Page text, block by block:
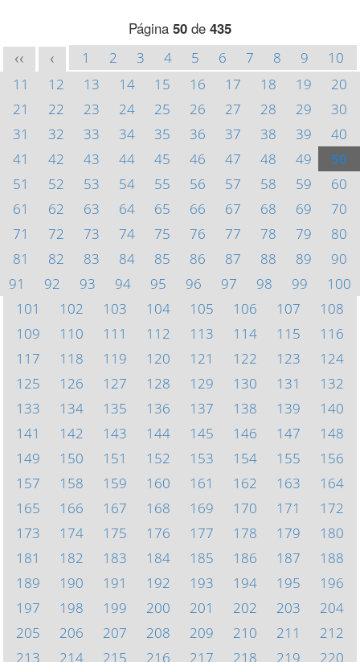
Página 50 de 435
<< < 1 2 3 4 5 6 7 8 9
10
11
12 13 14 15 16 17 18 19
20
21
22 23 24 25 26 27 28 29
30
31
32 33 34 35 36 37 38 39
40
41
42 43 44 45 46 47 48 49
50
51
52 53 54 55 56 57 58 59
60
61
62 63 64 65 66 67 68 69
70
71
72 73 74 75 76 77 78 79
80
81
82 83 84 85 86 87 88 89
90
91
92 93 94 95 96 97 98 99
100
101
102 103 104 105 106 107
108
109
110 111 112 113 114 115
116
117
118 119 120 121 122 123
124
125
126 127 128 129 130 131
132
133
134 135 136 137 138 139
140
141
142 143 144 145 146 147
148
149
150 151 152 153 154 155
156
157
158 159 160 161 162 163
164
165
166 167 168 169 170 171
172
173
174 175 176 177 178 179
180
181
182 183 184 185 186 187
188
189
190 191 192 193 194 195
196
197
198 199 200 201 202 203
204
205
206 207 208 209 210 211
212
213
214 215 216 217 218 219 220